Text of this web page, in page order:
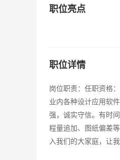
职位亮点
职位详情
岗位职责：任职资格
业内各种设计应用软
强，诚实守信。有时
程量追加、图纸偏差
入我们的大家庭，让